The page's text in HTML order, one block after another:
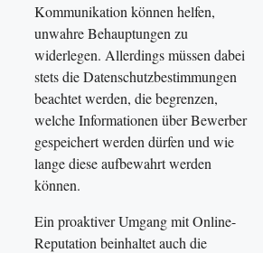
Kommunikation können helfen,
unwahre Behauptungen zu
widerlegen. Allerdings müssen dabei
stets die Datenschutzbestimmungen
beachtet werden, die begrenzen,
welche Informationen über Bewerber
gespeichert werden dürfen und wie
lange diese aufbewahrt werden
können.
Ein proaktiver Umgang mit Online-
Reputation beinhaltet auch die